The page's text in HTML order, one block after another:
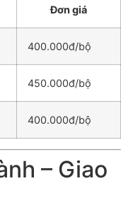
Đơn giá
400.000đ/bộ
450.000đ/bộ
400.000đ/bộ
– Giao